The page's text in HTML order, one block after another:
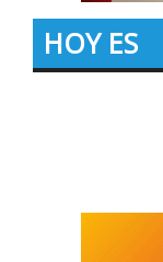
HOY ES